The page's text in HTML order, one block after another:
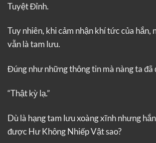
Tuyệt Đỉnh.
Tuy nhiên, khi cảm nhận khí tức của hắn,
vẫn là tam lưu.
Đúng như những thông tin mà nàng ta
“Thật kỳ lạ.”
Dù là hạng tam lưu xoàng xĩnh nhưng
được Hư Không Nhiếp Vật sao?